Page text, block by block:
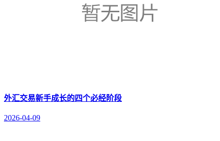
外汇交易新手成长的四个必经阶段
2026-04-09